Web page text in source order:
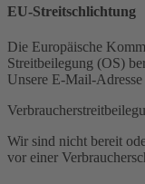
EU-Streitschlichtung
Die Europäische
Streitbeilegung (OS)
Unsere E-Mail-
Wir sind nicht bereit
vor einer